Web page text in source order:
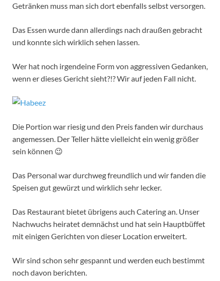
Getränken muss man sich dort ebenfalls selbst versorgen.
Das Essen wurde dann allerdings nach draußen gebracht
und konnte sich wirklich sehen lassen.
Wer hat noch irgendeine Form von aggressiven Gedanken,
wenn er dieses Gericht sieht?!? Wir auf jeden Fall nicht.
Die Portion war riesig und den Preis fanden wir durchaus
angemessen. Der Teller hätte vielleicht ein wenig größer
sein können 😉
Das Personal war durchweg freundlich und wir fanden die
Speisen gut gewürzt und wirklich sehr lecker.
Das Restaurant bietet übrigens auch Catering an. Unser
Nachwuchs heiratet demnächst und hat sein Hauptbüffet
mit einigen Gerichten von dieser Location erweitert.
Wir sind schon sehr gespannt und werden euch bestimmt
noch davon berichten.